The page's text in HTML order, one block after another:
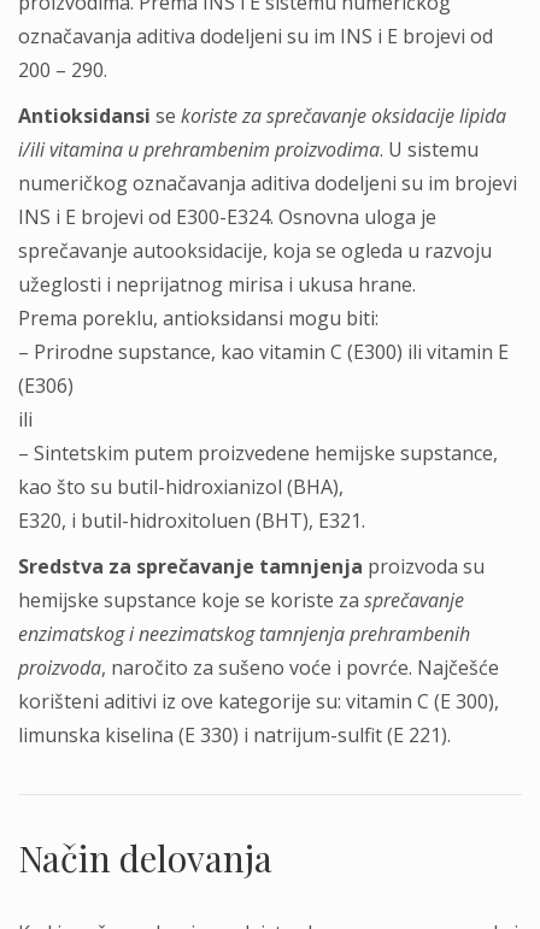
označavanja aditiva dodeljeni su im INS i E brojevi od
200 – 290.
Antioksidansi se koriste za sprečavanje oksidacije lipida
i/ili vitamina u prehrambenim proizvodima. U sistemu
numeričkog označavanja aditiva dodeljeni su im brojevi
INS i E brojevi od E300-E324. Osnovna uloga je
sprečavanje autooksidacije, koja se ogleda u razvoju
užeglosti i neprijatnog mirisa i ukusa hrane.
Prema poreklu, antioksidansi mogu biti:
– Prirodne supstance, kao vitamin C (E300) ili vitamin E
(E306)
ili
– Sintetskim putem proizvedene hemijske supstance,
kao što su butil-hidroxianizol (BHA),
E320, i butil-hidroxitoluen (BHT), E321.
Sredstva za sprečavanje tamnjenja proizvoda su
hemijske supstance koje se koriste za sprečavanje
enzimatskog i neezimatskog tamnjenja prehrambenih
proizvoda, naročito za sušeno voće i povrće. Najčešće
korišteni aditivi iz ove kategorije su: vitamin C (E 300),
limunska kiselina (E 330) i natrijum-sulfit (E 221).
Način delovanja